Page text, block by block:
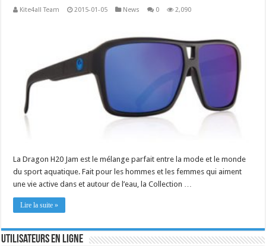
Kite4all Team 2015-01-05 News 0 2,090
La Dragon H20 Jam est le mélange parfait entre la mode et le monde
du sport aquatique. Fait pour les hommes et les femmes qui aiment
une vie active dans et autour de l’eau, la Collection …
Lire la suite »
Utilisateurs en ligne